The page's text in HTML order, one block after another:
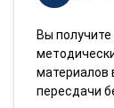
Вы
материалов
пересдачи